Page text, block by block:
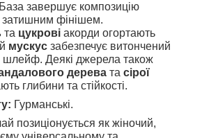
База завершує композицію
затишним фінішем.
та цукрові акорди огортають
мускус забезпечує витончений
шлейф. Деякі джерела також
дерева та сірої
глибини та стійкості.
Гурманські.
позиціонується як жіночий,